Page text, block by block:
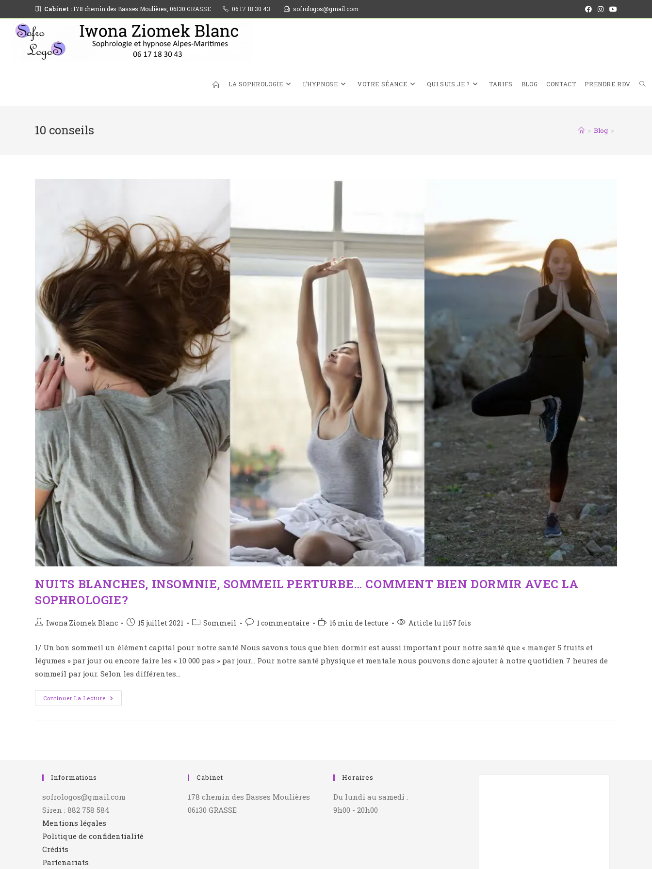
Cabinet :178 chemin des Basses Moulières, 06130 GRASSE 06 17 18 30 43 sofrologos@gmail.com
LA SOPHROLOGIE L’HYPNOSE VOTRE SÉANCE QUI SUIS JE ? TARIFS BLOG CONTACT PRENDRE RDV
10 conseils > Blog >
NUITS BLANCHES, INSOMNIE, SOMMEIL PERTURBE… COMMENT BIEN DORMIR AVEC LA
SOPHROLOGIE?
Iwona Ziomek Blanc 15 juillet 2021 Sommeil 1 commentaire 16 min de lecture Article lu 1167 fois
1/ Un bon sommeil un élément capital pour notre santé Nous savons tous que bien dormir est aussi important pour notre santé que « manger 5 fruits et
légumes » par jour ou encore faire les « 10 000 pas » par jour… Pour notre santé physique et mentale nous pouvons donc ajouter à notre quotidien 7 heures de
sommeil par jour. Selon les différentes…
Continuer La Lecture
Informations
sofrologos@gmail.com
Siren : 882 758 584
Mentions légales
Politique de confidentialité
Crédits
Partenariats
Cabinet
178 chemin des Basses Moulières
06130 GRASSE
Horaires
Du lundi au samedi :
9h00 - 20h00